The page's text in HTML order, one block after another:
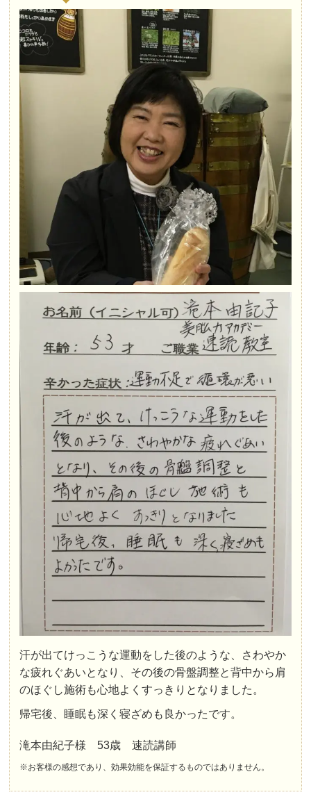
汗が出てけっこうな運動をした後のような、さわやか
な疲れぐあいとなり、その後の骨盤調整と背中から肩
のほぐし施術も心地よくすっきりとなりました。
帰宅後、睡眠も深く寝ざめも良かったです。
滝本由紀子様 53歳 速読講師
※お客様の感想であり、効果効能を保証するものではありません。